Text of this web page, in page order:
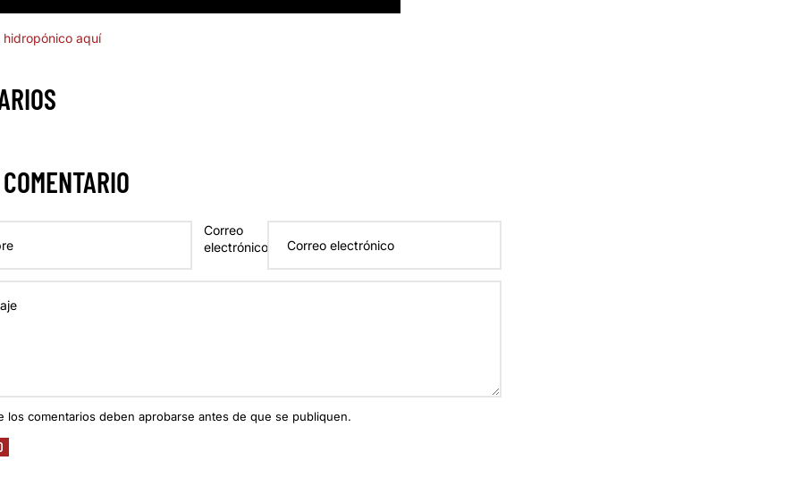
hidropónico aquí
Correo
electrónico
los comentarios deben aprobarse antes de que se publiquen.